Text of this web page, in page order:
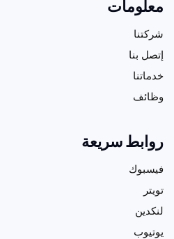
معلومات
شركتنا
إتصل بنا
خدماتنا
وظائف
روابط سريعة
فيسبوك
تويتر
لنكدين
يوتيوب